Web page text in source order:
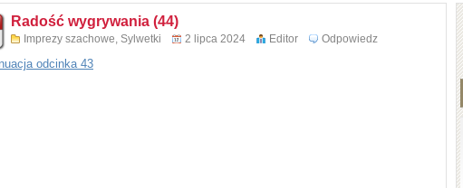
Radość wygrywania (44)
Imprezy szachowe, Sylwetki 2 lipca 2024 Editor Odpowiedz
odcinka 43